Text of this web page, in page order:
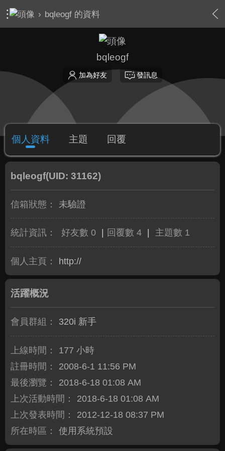
› bqleogf 的資料
bqleogf
加為好友 發訊息
個人資料 主題 回覆
bqleogf(UID: 31162)
信箱狀態： 未驗證
統計資訊： 好友數 0 回覆數 4 主題數 1
個人主頁： http://
活躍概況
會員群組： 320i 新手
上線時間：
177 小時
註冊時間：
2008-6-1 11:56 PM
最後瀏覽：
2018-6-18 01:08 AM
上次活動時間：
2018-6-18 01:08 AM
上次發表時間：
2012-12-18 08:37 PM
所在時區：
使用系統預設